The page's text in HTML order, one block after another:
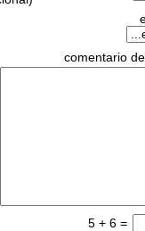
comentario de
5 + 6 =